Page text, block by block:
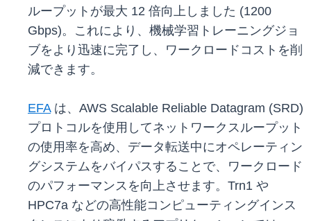
ループットが最大 12 倍向上しました (1200
Gbps)。これにより、機械学習トレーニングジョ
ブをより迅速に完了し、ワークロードコストを削
減できます。
EFAは、AWS Scalable Reliable Datagram (SRD)
プロトコルを使用してネットワークスループット
の使用率を高め、データ転送中にオペレーティン
グシステムをバイパスすることで、ワークロード
のパフォーマンスを向上させます。Trn1 や
HPC7a などの高性能コンピューティングインス